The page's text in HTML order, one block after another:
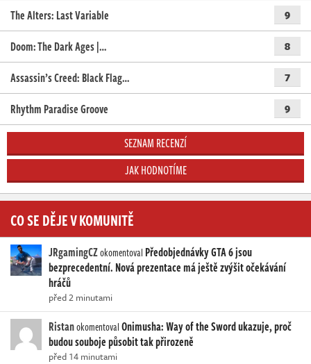
The Alters: Last Variable 9
Doom: The Dark Ages |… 8
Assassin’s Creed: Black Flag… 7
Rhythm Paradise Groove 9
SEZNAM RECENZÍ
JAK HODNOTÍME
CO SE DĚJE V KOMUNITĚ
JRgamingCZokomentoval Předobjednávky GTA 6 jsou
bezprecedentní. Nová prezentace má ještě zvýšit očekávání
hráčů
před 2 minutami
RistanokomentovalOnimusha: Way of the Sword ukazuje, proč
budou souboje působit tak přirozeně
před 14 minutami